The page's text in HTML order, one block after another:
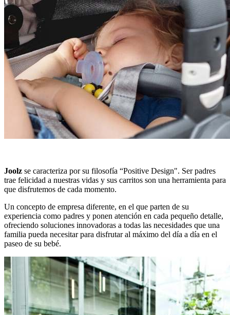
Joolz se caracteriza por su filosofía “Positive Design". Ser padres
trae felicidad a nuestras vidas y sus carritos son una herramienta para
que disfrutemos de cada momento.
Un concepto de empresa diferente, en el que parten de su
experiencia como padres y ponen atención en cada pequeño detalle,
ofreciendo soluciones innovadoras a todas las necesidades que una
familia pueda necesitar para disfrutar al máximo del día a día en el
paseo de su bebé.